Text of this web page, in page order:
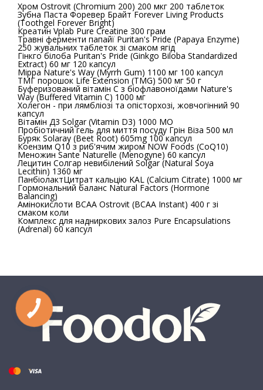
Хром Ostrovit (Chromium 200) 200 мкг 200 таблеток
Зубна Паста Форевер Брайт Forever Living Products
(Toothgel Forever Bright)
Креатин Vplab Pure Creatine 300 грам
Травні ферменти папайї Puritan's Pride (Papaya Enzyme)
250 жувальних таблеток зі смаком ягід
Гінкго білоба Puritan's Pride (Ginkgo Biloba Standardized
Extract) 60 мг 120 капсул
Мірра Nature's Way (Myrrh Gum) 1100 мг 100 капсул
ТМГ порошок Life Extension (TMG) 500 мг 50 г
Буферизований вітамін C з біофлавоноїдами Nature's
Way (Buffered Vitamin C) 1000 мг
Холегон - при лямбліозі та опісторхозі, жовчогінний 90
капсул
Вітамін Д3 Solgar (Vitamin D3) 1000 МО
Пробіотичний гель для миття посуду Грін Віза 500 мл
Буряк Solaray (Beet Root) 605mg 100 капсул
Коензим Q10 з риб'ячим жиром NOW Foods (CoQ10)
Меножин Sante Naturelle (Menogyne) 60 капсул
Лецитин Солгар невибілений Solgar (Natural Soya
Lecithin) 1360 мг
ПанбіолактЦитрат кальцію KAL (Calcium Citrate) 1000 мг
Гормональний баланс Natural Factors (Hormone
Balancing)
Амінокислоти BCAA Ostrovit (BCAA Instant) 400 г зі
смаком коли
Комплекс для надниркових залоз Pure Encapsulations
(Adrenal) 60 капсул